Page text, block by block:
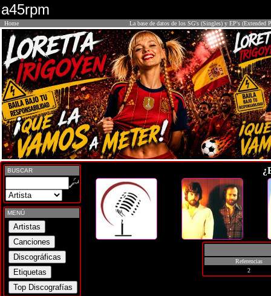
a45rpm
Home La base de datos de los SG's (Singles) y EP's (Extended
BUSCAR
MENÚ
Referencias
2